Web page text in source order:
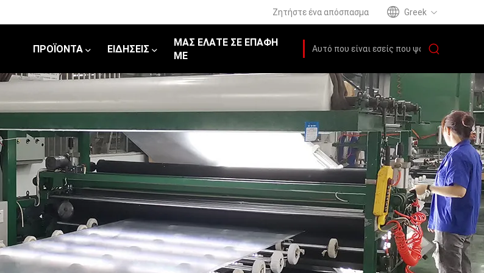
Ζητήστε ένα απόσπασμα Greek
ΠΡΟΪΌΝΤΑ ΕΙΔΉΣΕΙΣ
ΜΑΣ ΕΛΆΤΕ ΣΕ ΕΠΑΦΉ
ΜΕ